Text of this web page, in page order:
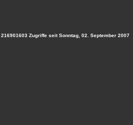
216901603 Zugriffe seit Sonntag, 02. September 2007